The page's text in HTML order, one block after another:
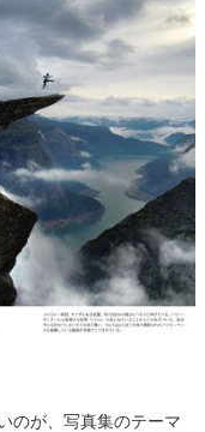
のが、写真集のテーマ